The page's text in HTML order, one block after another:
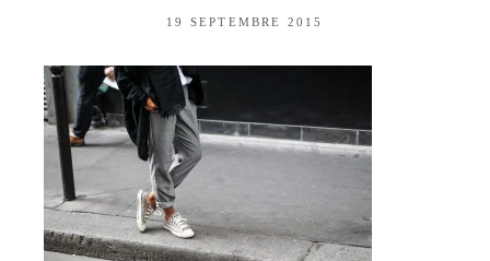
19 SEPTEMBRE 2015